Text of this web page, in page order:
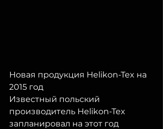
Новая продукция Helikon-Tex на
2015 год
Известный польский
производитель Helikon-Tex
запланировал на этот год